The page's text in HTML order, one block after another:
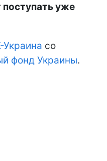
поступать уже
Украина со
фонд Украины.